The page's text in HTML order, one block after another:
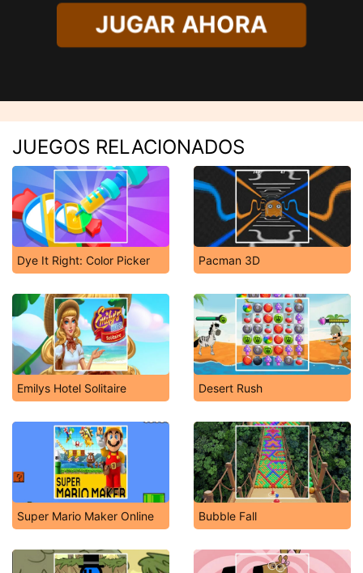
JUGAR AHORA
JUEGOS RELACIONADOS
Dye It Right: Color Picker Pacman 3D
Emilys Hotel Solitaire Desert Rush
Super Mario Maker Online Bubble Fall